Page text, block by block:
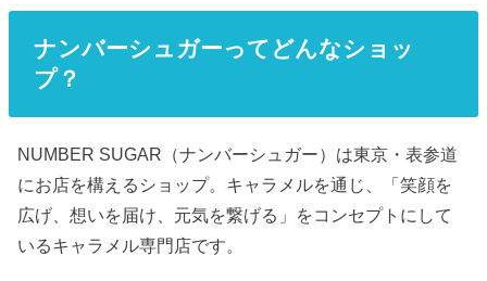
ナンバーシュガーってどんなショッ
プ？
NUMBER SUGAR（ナンバーシュガー）は東京・表参道
にお店を構えるショップ。キャラメルを通じ、「笑顔を
広げ、想いを届け、元気を繋げる」をコンセプトにして
いるキャラメル専門店です。